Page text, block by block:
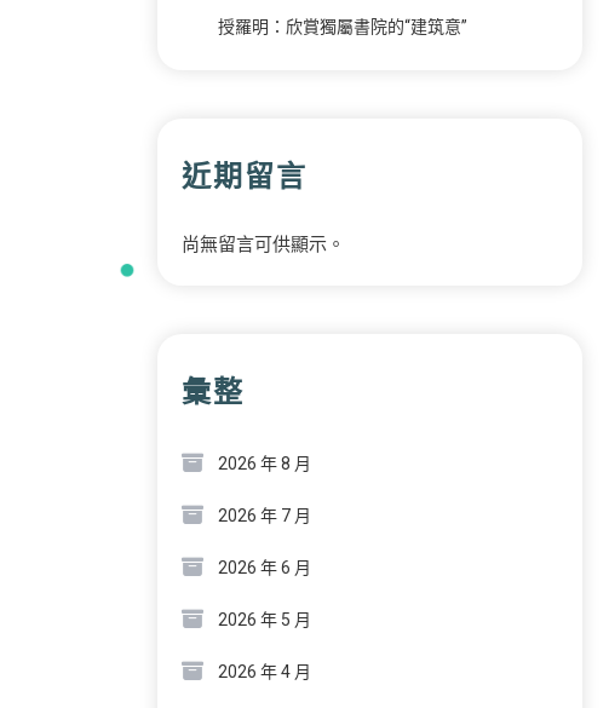
授羅明：欣賞獨屬書院的“建筑意”
近期留言
尚無留言可供顯示。
彙整
2026 年 8 月
2026 年 7 月
2026 年 6 月
2026 年 5 月
2026 年 4 月